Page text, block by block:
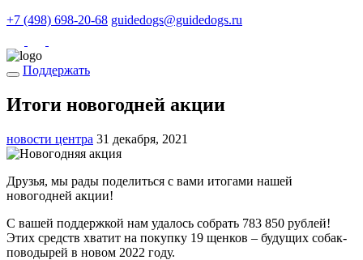
+7 (498) 698-20-68 guidedogs@guidedogs.ru
Поддержать
Итоги новогодней акции
новости центра 31 декабря, 2021
Друзья, мы рады поделиться с вами итогами нашей
новогодней акции!
С вашей поддержкой нам удалось собрать 783 850 рублей!
Этих средств хватит на покупку 19 щенков – будущих собак-
поводырей в новом 2022 году.